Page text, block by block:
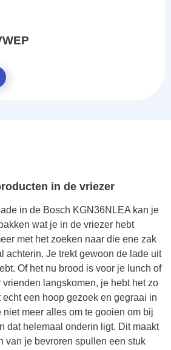
in de vriezer
in de Bosch KGN36NLEA kan je
wat je in de vriezer hebt
met het zoeken naar die ene zak
achterin. Je trekt gewoon de lade uit
Of het nu brood is voor je lunch of
langskomen, je hebt het zo
een hoop gezoek en gegraai in
niet meer alles om te gooien om bij
dat helemaal onderin ligt. Dit maakt
van je bevroren spullen een stuk